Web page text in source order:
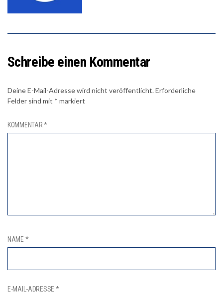
Schreibe einen Kommentar
Deine E-Mail-Adresse wird nicht veröffentlicht.Erforderliche
Felder sind mit * markiert
KOMMENTAR*
NAME *
E-MAIL-ADRESSE *